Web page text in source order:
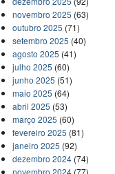
novembro 2025 (63)
outubro 2025 (71)
setembro 2025 (40)
agosto 2025 (41)
julho 2025 (60)
junho 2025 (51)
maio 2025 (64)
abril 2025 (53)
março 2025 (60)
fevereiro 2025 (81)
janeiro 2025 (92)
dezembro 2024 (74)
novembro 2024 (77)